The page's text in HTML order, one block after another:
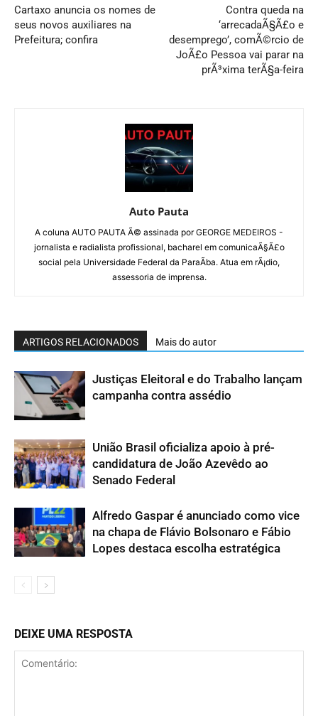
Cartaxo anuncia os nomes de
seus novos auxiliares na
Prefeitura; confira
Contra queda na
‘arrecadaÃ§Ã£o e
desemprego’, comÃ©rcio de
JoÃ£o Pessoa vai parar na
prÃ³xima terÃ§a-feira
Auto Pauta
A coluna AUTO PAUTA Ã© assinada por GEORGE MEDEIROS -
jornalista e radialista profissional, bacharel em comunicaÃ§Ã£o
social pela Universidade Federal da ParaÃ­ba. Atua em rÃ¡dio,
assessoria de imprensa.
ARTIGOS RELACIONADOS Mais do autor
Justiças Eleitoral e do Trabalho lançam
campanha contra assédio
União Brasil oficializa apoio à pré-
candidatura de João Azevêdo ao
Senado Federal
Alfredo Gaspar é anunciado como vice
na chapa de Flávio Bolsonaro e Fábio
Lopes destaca escolha estratégica
DEIXE UMA RESPOSTA